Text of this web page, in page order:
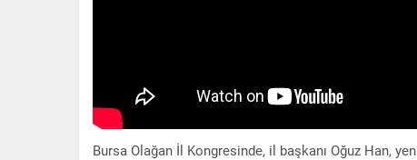
Bursa Olağan İl Kongresinde, il başkanı Oğuz Han,